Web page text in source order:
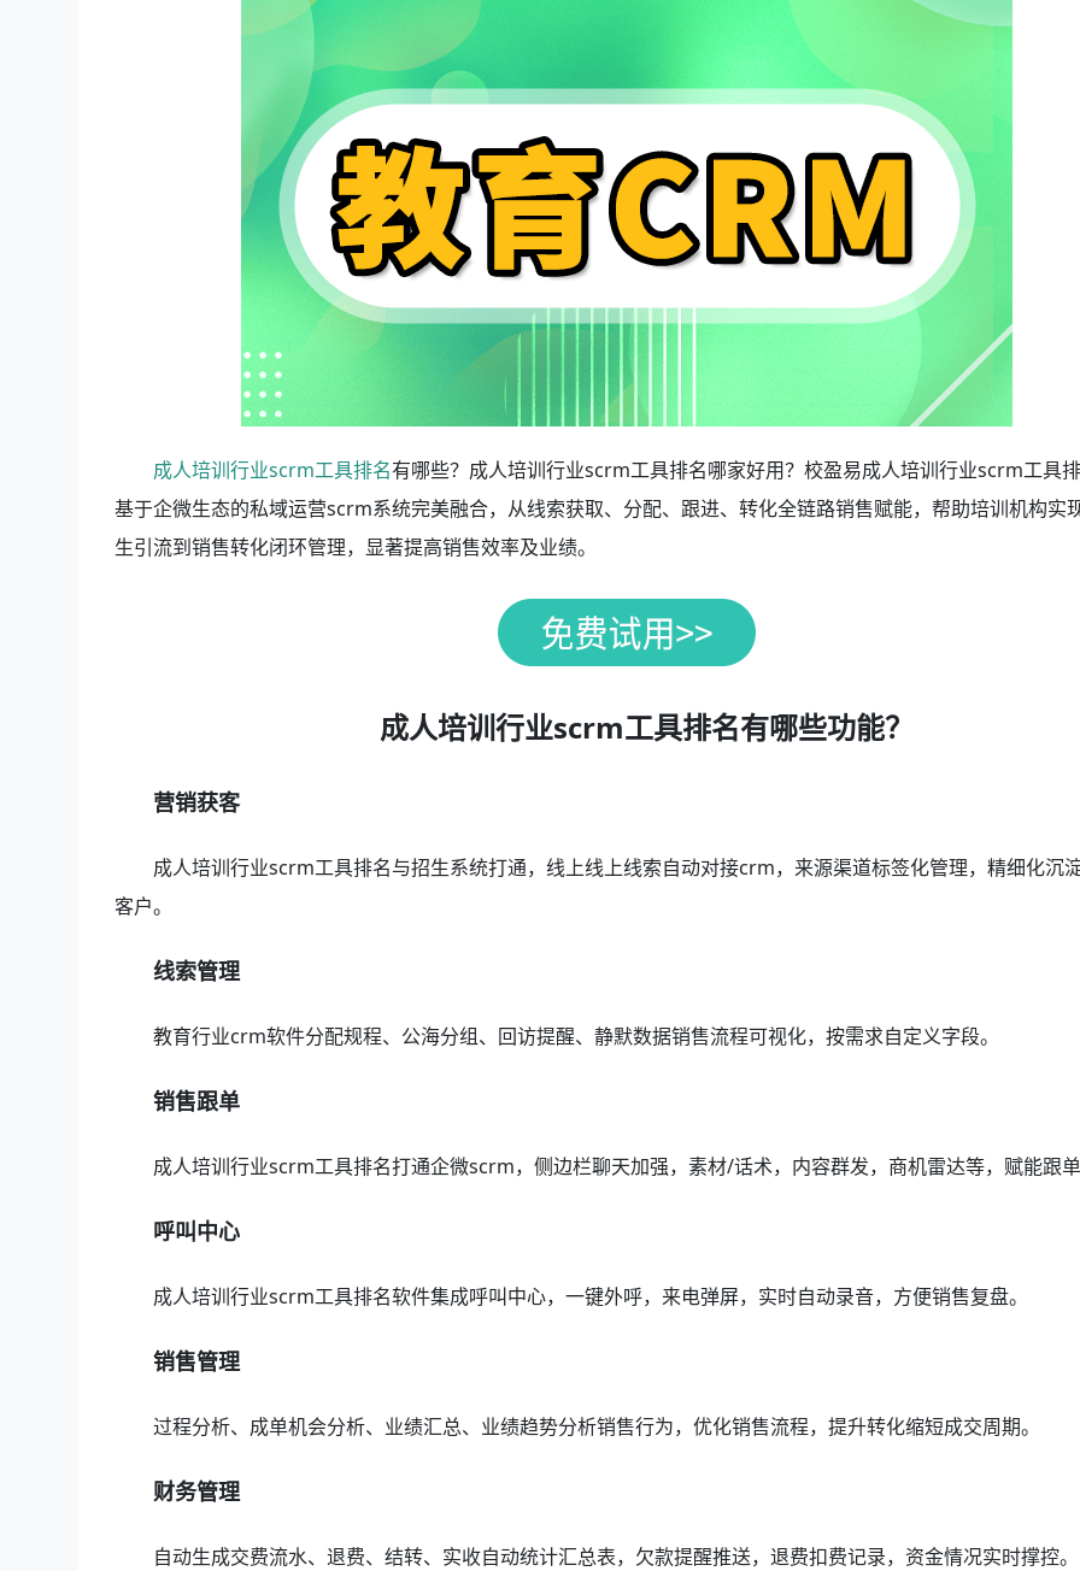
成人培训行业scrm工具排名有哪些？成人培训行业scrm工具排名哪家好用？校盈易成人培训行业scrm工具
基于企微生态的私域运营scrm系统完美融合，从线索获取、分配、跟进、转化全链路销售赋能，帮助培训机构实
生引流到销售转化闭环管理，显著提高销售效率及业绩。
成人培训行业scrm工具排名有哪些功能？
营销获客
成人培训行业scrm工具排名与招生系统打通，线上线上线索自动对接crm，来源渠道标签化管理，精细化沉
客户。
线索管理
教育行业crm软件分配规程、公海分组、回访提醒、静默数据销售流程可视化，按需求自定义字段。
销售跟单
成人培训行业scrm工具排名打通企微scrm，侧边栏聊天加强，素材/话术，内容群发，商机雷达等，赋能跟
呼叫中心
成人培训行业scrm工具排名软件集成呼叫中心，一键外呼，来电弹屏，实时自动录音，方便销售复盘。
销售管理
过程分析、成单机会分析、业绩汇总、业绩趋势分析销售行为，优化销售流程，提升转化缩短成交周期。
财务管理
自动生成交费流水、退费、结转、实收自动统计汇总表，欠款提醒推送，退费扣费记录，资金情况实时撑控。